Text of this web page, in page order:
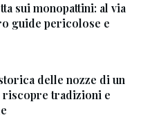
sui monopattini: al via
guide pericolose e
delle nozze di un
riscopre tradizioni e